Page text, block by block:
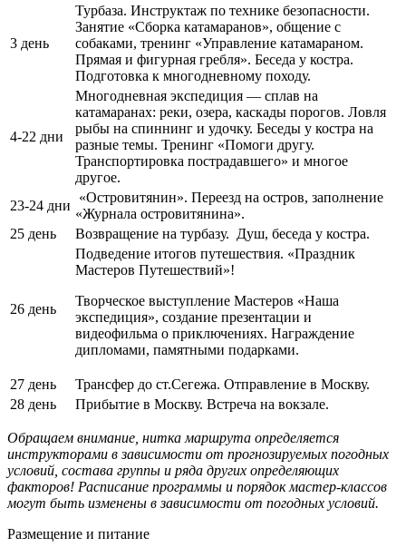
3 день
Турбаза. Инструктаж по технике безопасности.
Занятие «Сборка катамаранов», общение с
собаками, тренинг «Управление катамараном.
Прямая и фигурная гребля». Беседа у костра.
Подготовка к многодневному походу.
4-22 дни
Многодневная экспедиция — сплав на
катамаранах: реки, озера, каскады порогов. Ловля
рыбы на спиннинг и удочку. Беседы у костра на
разные темы. Тренинг «Помоги другу.
Транспортировка пострадавшего» и многое
другое.
23-24 дни
«Островитянин». Переезд на остров, заполнение
«Журнала островитянина».
25 день
Возвращение на турбазу. Душ, беседа у костра.
26 день
Подведение итогов путешествия. «Праздник
Мастеров Путешествий»!
Творческое выступление Мастеров «Наша
экспедиция», создание презентации и
видеофильма о приключениях. Награждение
дипломами, памятными подарками.
27 день
Трансфер до ст.Сегежа. Отправление в Москву.
28 день
Прибытие в Москву. Встреча на вокзале.
Обращаем внимание, нитка маршрута определяется
инструкторами в зависимости от прогнозируемых погодных
условий, состава группы и ряда других определяющих
факторов! Расписание программы и порядок мастер-классов
могут быть изменены в зависимости от погодных условий.
Размещение и питание